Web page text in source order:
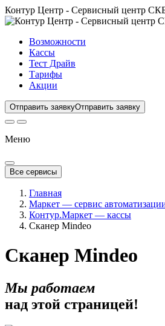
Контур Центр - Сервисный центр
Возможности
Кассы
Тест Драйв
Тарифы
Акции
Отправить заявкуОтправить заявку
Меню
Все сервисы
Главная
Маркет — сервис
Контур.Маркет — кассы
Сканер Mindeo
Сканер Mindeo
Мы работаем
над этой страницей!